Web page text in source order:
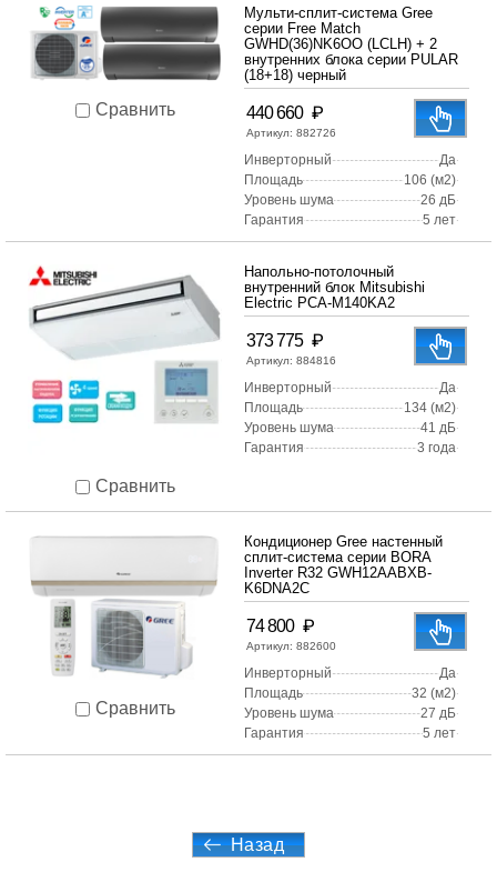
Сравнить
Мульти-сплит-система Gree
серии Free Match
GWHD(36)NK6OO (LCLH) + 2
внутренних блока серии PULAR
(18+18) черный
440 660 ₽
Артикул: 882726
Инверторный
Да
Площадь
106 (м2)
Уровень шума
26 дБ
Гарантия
5 лет
Сравнить
Напольно-потолочный
внутренний блок Mitsubishi
Electric PCA-M140KA2
373 775 ₽
Артикул: 884816
Инверторный
Да
Площадь
134 (м2)
Уровень шума
41 дБ
Гарантия
3 года
Сравнить
Кондиционер Gree настенный
сплит-система серии BORA
Inverter R32 GWH12AABXB-
K6DNA2C
74 800 ₽
Артикул: 882600
Инверторный
Да
Площадь
32 (м2)
Уровень шума
27 дБ
Гарантия
5 лет
Назад